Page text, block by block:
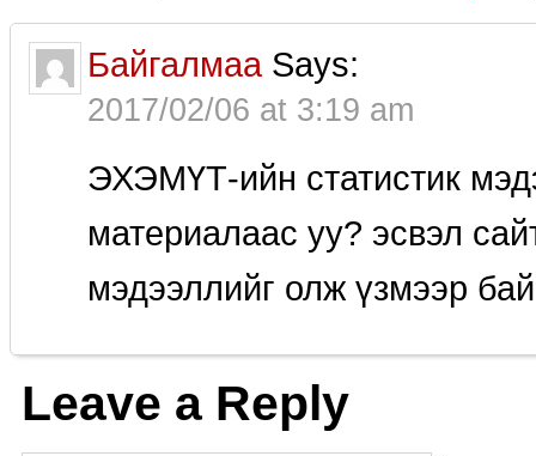
Байгалмаа Says:
2017/02/06 at 3:19 am
ЭХЭМҮТ-ийн статистик
материалаас уу? эсвэл
мэдээллийг олж үзмээр
Leave a Reply